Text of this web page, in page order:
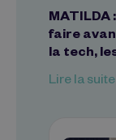
MATILDA
faire
la tech,
Lire la suite